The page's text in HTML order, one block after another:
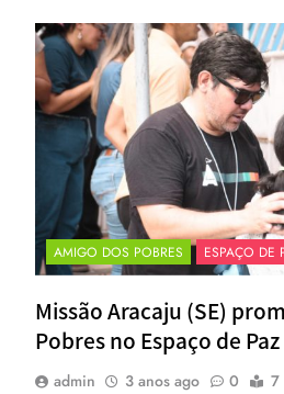
AMIGO DOS POBRES ESPAÇO DE
Missão Aracaju (SE)
Pobres no Espaço de Paz
admin 3 anos ago 0 7